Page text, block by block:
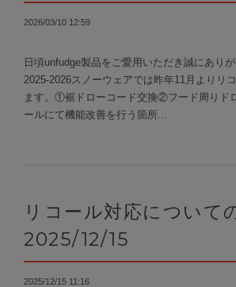
2026/03/10 12:59
日頃unfudge製品をご愛用いただき誠にあり
2025-2026スノーウェアでは昨年11月よりリ
ます。①裾ドローコード交換②フード周りド
ールにて機能改善を行う箇所...
リコール対応について
2025/12/15
2025/12/15 11:16